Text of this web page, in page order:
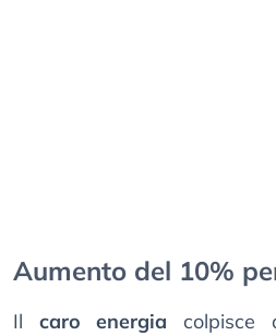
Aumento del 10%
Il caro energia colpisce